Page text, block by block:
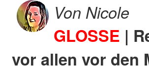
Von Nicole
GLOSSE |
vor allen vor den